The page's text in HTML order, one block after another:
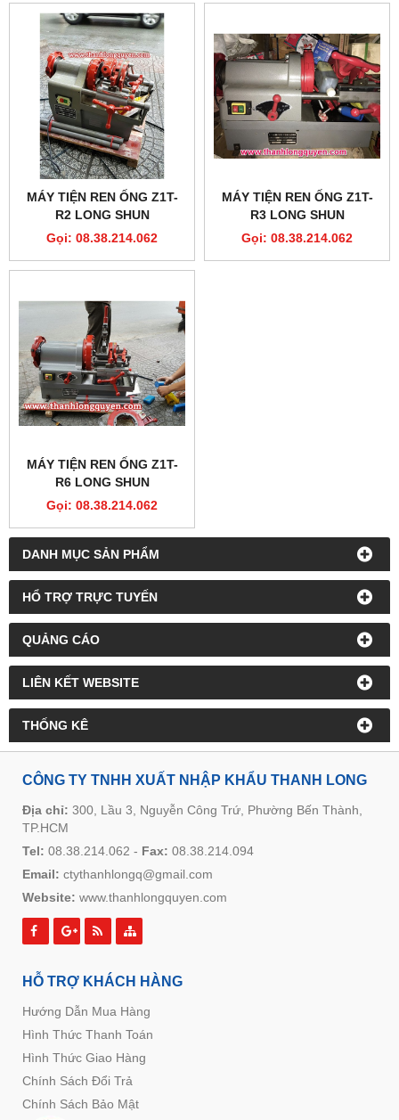
DANH MỤC SẢN PHẨM
HỔ TRỢ TRỰC TUYẾN
QUẢNG CÁO
LIÊN KẾT WEBSITE
THỐNG KÊ
MÁY TIỆN REN ỐNG Z1T-
R2 LONG SHUN
Gọi: 08.38.214.062
MÁY TIỆN REN ỐNG Z1T-
R3 LONG SHUN
Gọi: 08.38.214.062
MÁY TIỆN REN ỐNG Z1T-
R6 LONG SHUN
Gọi: 08.38.214.062
CÔNG TY TNHH XUẤT NHẬP KHẨU THANH LONG
Địa chỉ: 300, Lầu 3, Nguyễn Công Trứ, Phường Bến Thành,
TP.HCM
Tel: 08.38.214.062 - Fax: 08.38.214.094
Email: ctythanhlongq@gmail.com
Website: www.thanhlongquyen.com
HỖ TRỢ KHÁCH HÀNG
Hướng Dẫn Mua Hàng
Hình Thức Thanh Toán
Hình Thức Giao Hàng
Chính Sách Đổi Trả
Chính Sách Bảo Mật